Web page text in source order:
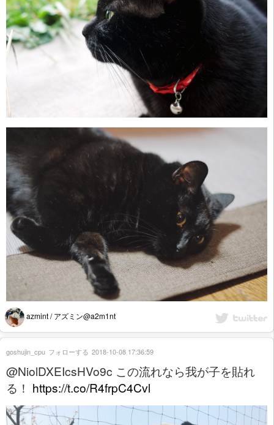
azmint / アズミン@a2m1nt
@NiolDXEIcsHVo9c この流れなら我が子を貼れ
る！ https://t.co/R4frpC4Cvl
goshujin_cpu フォローする 2018-10-08 17:36:59